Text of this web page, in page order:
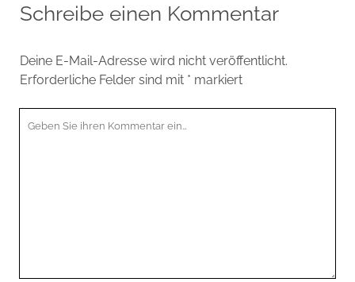
Schreibe einen Kommentar
Deine E-Mail-Adresse wird nicht veröffentlicht.
Erforderliche Felder sind mit * markiert